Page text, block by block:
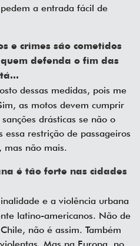
a entrada fácil de
e crimes são cometidos
defenda o fim das
dessas medidas, pois me
as motos devem cumprir
drásticas se não o
essa restrição de passageiros
mas não mais.
é tão forte nas cidades
e a violência urbana
latino-americanos. Não de
não é assim. Também